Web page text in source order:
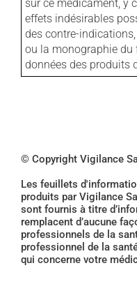
sur ce médicament, y
effets indésirables
des contre-
ou la monographie du
données des produits
© Copyright Vigilance
Les feuillets
produits par Vigilance
sont fournis à titre
remplacent d’aucune
professionnels de la
professionnel de la
qui concerne votre